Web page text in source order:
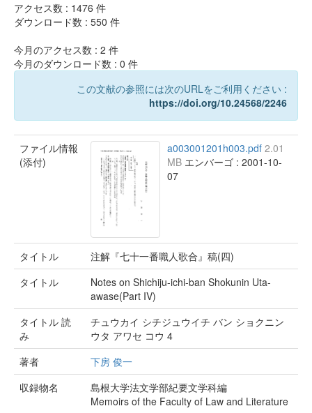
アクセス数 : 1476 件
ダウンロード数 : 550 件
今月のアクセス数 : 2 件
今月のダウンロード数 : 0 件
この文献の参照には次のURLをご利用ください :
https://doi.org/10.24568/2246
ファイル情報
(添付)
a003001201h003.pdf 2.01
MB エンバーゴ : 2001-10-
07
タイトル
注解『七十一番職人歌合』稿(四)
タイトル
Notes on Shichiju-ichi-ban Shokunin Uta-
awase(Part IV)
タイトル 読
み
チュウカイ シチジュウイチ バン ショクニン
ウタ アワセ コウ 4
著者
下房 俊一
収録物名
島根大学法文学部紀要文学科編
Memoirs of the Faculty of Law and Literature